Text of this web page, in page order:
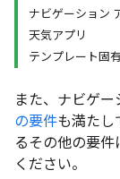
ナビゲーション
天気アプリ
テンプレート固
また、ナビゲー
の要件も満たし
るその他の要件
ください。